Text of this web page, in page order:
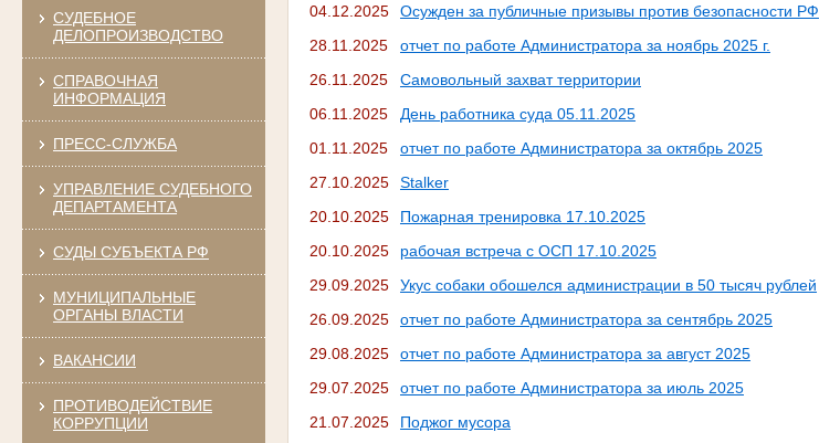
СУДЕБНОЕ
ДЕЛОПРОИЗВОДСТВО
СПРАВОЧНАЯ
ИНФОРМАЦИЯ
ПРЕСС-СЛУЖБА
УПРАВЛЕНИЕ СУДЕБНОГО
ДЕПАРТАМЕНТА
СУДЫ СУБЪЕКТА РФ
МУНИЦИПАЛЬНЫЕ
ОРГАНЫ ВЛАСТИ
ВАКАНСИИ
ПРОТИВОДЕЙСТВИЕ
КОРРУПЦИИ
04.12.2025
Осужден за публичные призывы против безопасности РФ
28.11.2025
отчет по работе Администратора за ноябрь 2025 г.
26.11.2025
Самовольный захват территории
06.11.2025
День работника суда 05.11.2025
01.11.2025
отчет по работе Администратора за октябрь 2025
27.10.2025
Stalker
20.10.2025
Пожарная тренировка 17.10.2025
20.10.2025
рабочая встреча с ОСП 17.10.2025
29.09.2025
Укус собаки обошелся администрации в 50 тысяч рублей
26.09.2025
отчет по работе Администратора за сентябрь 2025
29.08.2025
отчет по работе Администратора за август 2025
29.07.2025
отчет по работе Администратора за июль 2025
21.07.2025
Поджог мусора